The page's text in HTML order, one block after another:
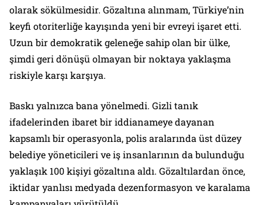
olarak sökülmesidir. Gözaltına alınmam, Türkiye’nin
keyfi otoriterliğe kayışında yeni bir evreyi işaret etti.
Uzun bir demokratik geleneğe sahip olan bir ülke,
şimdi geri dönüşü olmayan bir noktaya yaklaşma
riskiyle karşı karşıya.
Baskı yalnızca bana yönelmedi. Gizli tanık
ifadelerinden ibaret bir iddianameye dayanan
kapsamlı bir operasyonla, polis aralarında üst düzey
belediye yöneticileri ve iş insanlarının da bulunduğu
yaklaşık 100 kişiyi gözaltına aldı. Gözaltılardan önce,
iktidar yanlısı medyada dezenformasyon ve karalama